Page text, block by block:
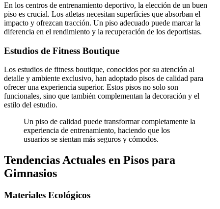
En los centros de entrenamiento deportivo, la elección de un buen
piso es crucial. Los atletas necesitan superficies que absorban el
impacto y ofrezcan tracción. Un piso adecuado puede marcar la
diferencia en el rendimiento y la recuperación de los deportistas.
Estudios de Fitness Boutique
Los estudios de fitness boutique, conocidos por su atención al
detalle y ambiente exclusivo, han adoptado pisos de calidad para
ofrecer una experiencia superior. Estos pisos no solo son
funcionales, sino que también complementan la decoración y el
estilo del estudio.
Un piso de calidad puede transformar completamente la
experiencia de entrenamiento, haciendo que los
usuarios se sientan más seguros y cómodos.
Tendencias Actuales en Pisos para
Gimnasios
Materiales Ecológicos